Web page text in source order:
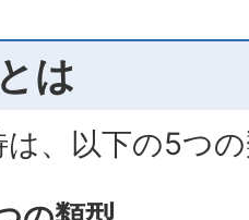
は
、以下の5つ